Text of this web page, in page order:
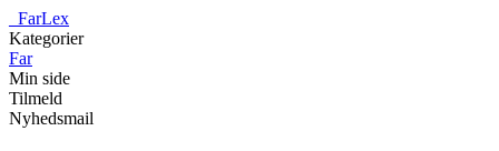
FarLex
Kategorier
Far
Min side
Tilmeld
Nyhedsmail